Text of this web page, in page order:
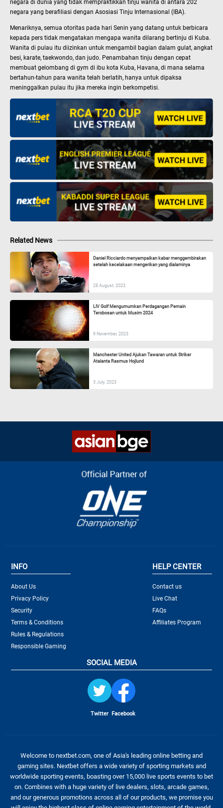
negara di dunia yang tidak mempraktikkan tinju wanita di antara 202
negara yang berafiliasi dengan Asosiasi Tinju Internasional (IBA).
Menariknya, semua otoritas pada hari Senin yang datang untuk berbicara
kepada pers tidak mengatakan mengapa wanita dilarang bertinju di Kuba.
Wanita di pulau itu diizinkan untuk mengambil bagian dalam gulat, angkat
besi, karate, taekwondo, dan judo. Penambahan tinju dengan cepat
membuat gelombang di gym di ibu kota Kuba, Havana, di mana selama
bertahun-tahun para wanita telah berlatih, hanya untuk dipaksa
meninggalkan pulau itu jika mereka ingin berkompetisi.
Related News
Daniel Ricciardo menyampaikan kabar menggembirakan
setelah kecelakaan mengerikan yang dialaminya
28 August, 2023
LIV Golf Mengumumkan Perdagangan Pemain
Terobosan untuk Musim 2024
9 November, 2023
Manchester United Ajukan Tawaran untuk Striker
Atalanta Rasmus Hojlund
3 July, 2023
INFO
About Us
Privacy Policy
Security
Terms & Conditions
Rules & Regulations
Responsible Gaming
HELP CENTER
Contact us
Live Chat
FAQs
Affiliates Program
SOCIAL MEDIA
Twitter Facebook
Welcome to nextbet.com, one of Asia's leading online betting and
gaming sites. Nextbet offers a wide variety of sporting markets and
worldwide sporting events, boasting over 15,000 live sports events to bet
on. Combines with a huge variety of live dealers, slots, arcade games,
and our generous promotions across all of our products, we promise you